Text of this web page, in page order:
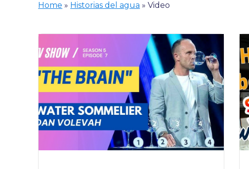
Home » Historias del agua »Video